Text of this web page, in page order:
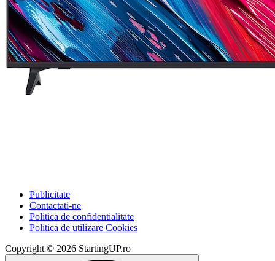
Publicitate
Contactati-ne
Politica de confidentialitate
Politica de utilizare Cookies
Copyright © 2026 StartingUP.ro